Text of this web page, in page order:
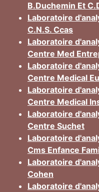
B.Duchemin Et
Laboratoire
C.N.S. Ccas
Laboratoire
Centre Med
Laboratoire
Centre Medical
Laboratoire
Centre Medical
Laboratoire
Centre Suchet
Laboratoire
Cms Enfance
Laboratoire
Cohen
Laboratoire